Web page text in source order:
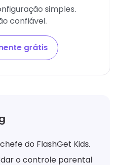
simples.
confiável.
grátis
do FlashGet Kids.
o controle parental